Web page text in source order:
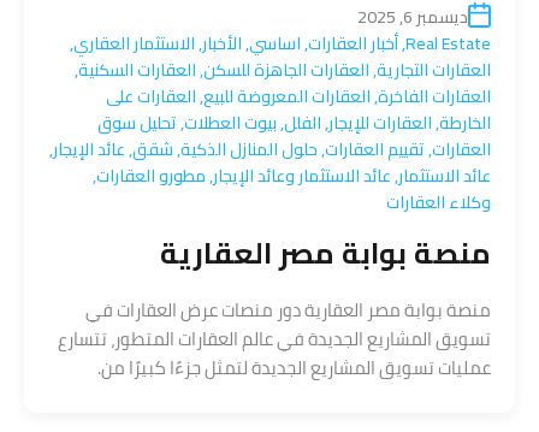
ديسمبر 6, 2025
Real Estate
,أخبار العقارات,اساسي,الأخبار,الاستثمار العقاري,
العقارات التجارية,العقارات الجاهزة للسكن,العقارات السكنية,
العقارات الفاخرة,العقارات المعروضة للبيع,العقارات على
الخارطة,العقارات للإيجار,الفلل,بيوت العطلات,تحليل سوق
العقارات,تقييم العقارات,حلول المنازل الذكية,شقق,عائد الإيجار,
عائد الاستثمار,عائد الاستثمار وعائد الإيجار,مطورو العقارات,
وكلاء العقارات
منصة بوابة مصر العقارية
منصة بوابة مصر العقارية دور منصات عرض العقارات في
تسويق المشاريع الجديدة في عالم العقارات المتطور، تتسارع
عمليات تسويق المشاريع الجديدة لتمثل جزءًا كبيرًا من.